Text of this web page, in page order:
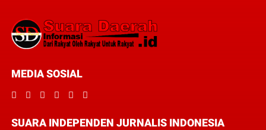
MEDIA SOSIAL
SUARA INDEPENDEN JURNALIS INDONESIA